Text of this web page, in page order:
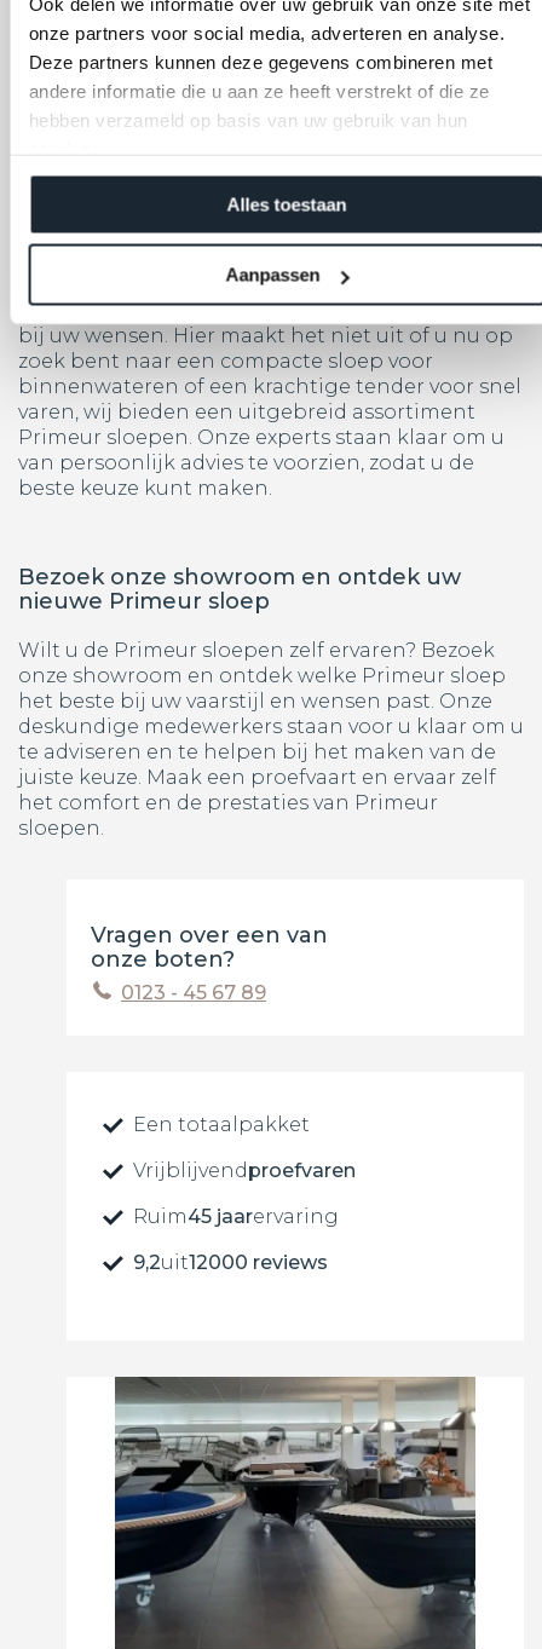
onze partners voor social media, adverteren en analyse.
Deze partners kunnen deze gegevens combineren met
andere informatie die u aan ze heeft verstrekt of die ze
hebben verzameld op basis van uw gebruik van hun
Alles toestaan
Aanpassen
Vragen over een van
onze boten?
0123 - 45 67 89
Een totaalpakket
Vrijblijvendproefvaren
Ruim45 jaarervaring
9,2uit12000 reviews
HPL teakline-dek, en voldoende opbergruimte.
De geïntegreerde zwemplateaus en
hoogwaardige afwerking maken elke vaartocht
tot een luxe ervaring.
juiste keuze bij Van Leeuwen Boten
Bij Van Leeuwen Boten begrijpen we dat het
beslissing is. Daarom helpen wij u graag bij het
vinden van de Primeur sloep die perfect aansluit
bij uw wensen. Hier maakt het niet uit of u nu op
zoek bent naar een compacte sloep voor
binnenwateren of een krachtige tender voor snel
varen, wij bieden een uitgebreid assortiment
Primeur sloepen. Onze experts staan klaar om u
van persoonlijk advies te voorzien, zodat u de
beste keuze kunt maken.
Bezoek onze showroom en ontdek uw
nieuwe Primeur sloep
Wilt u de Primeur sloepen zelf ervaren? Bezoek
onze showroom en ontdek welke Primeur sloep
het beste bij uw vaarstijl en wensen past. Onze
deskundige medewerkers staan voor u klaar om u
te adviseren en te helpen bij het maken van de
juiste keuze. Maak een proefvaart en ervaar zelf
het comfort en de prestaties van Primeur
sloepen.